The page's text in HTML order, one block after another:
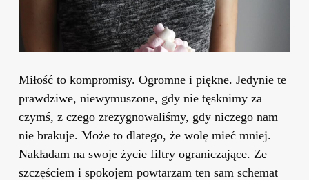
Miłość to kompromisy. Ogromne i piękne. Jedynie te
prawdziwe, niewymuszone, gdy nie tęsknimy za
czymś, z czego zrezygnowaliśmy, gdy niczego nam
nie brakuje. Może to dlatego, że wolę mieć mniej.
Nakładam na swoje życie filtry ograniczające. Ze
szczęściem i spokojem powtarzam ten sam schemat